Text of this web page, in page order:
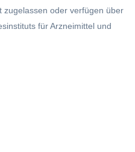
zugelassen oder verfügen über
für Arzneimittel und